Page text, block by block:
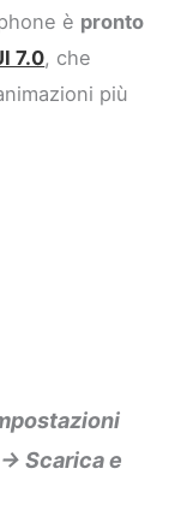
è pronto
7.0, che
più
Scarica e